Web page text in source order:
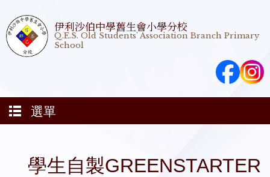
伊利沙伯中學舊生會小學分校
Q.E.S. Old Students' Association Branch Primary
School
選單
學生自製GREENSTARTER